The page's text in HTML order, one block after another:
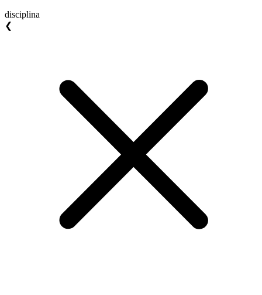
disciplina
❮